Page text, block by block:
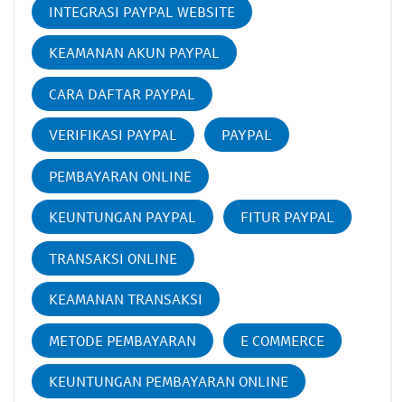
INTEGRASI PAYPAL WEBSITE
KEAMANAN AKUN PAYPAL
CARA DAFTAR PAYPAL
VERIFIKASI PAYPAL PAYPAL
PEMBAYARAN ONLINE
KEUNTUNGAN PAYPAL FITUR PAYPAL
TRANSAKSI ONLINE
KEAMANAN TRANSAKSI
METODE PEMBAYARAN E COMMERCE
KEUNTUNGAN PEMBAYARAN ONLINE